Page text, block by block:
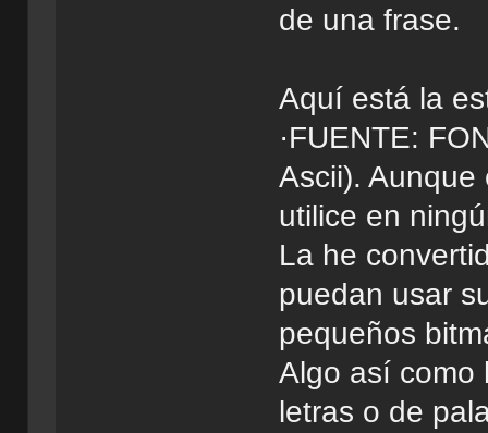
de una frase.
Aquí está la
·FUENTE:
Ascii).
utilice en
La he
puedan usar
pequeños
Algo así como
letras o de